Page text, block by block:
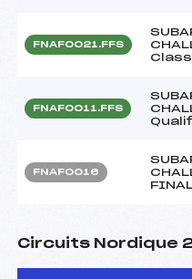
FNAF0021.FFS
FNAF0011.FFS
FNAF0016
Circuits Nordique